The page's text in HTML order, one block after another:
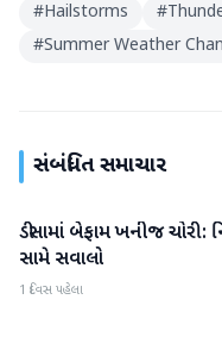
#Hailstorms #
#Summer Weather
સંબંધિત સમાચાર
બનાસકાંઠા
ડીસામાં બેફામ ખનીજ ચોરી:
સામે સવાલો
1 દિવસ પહેલા